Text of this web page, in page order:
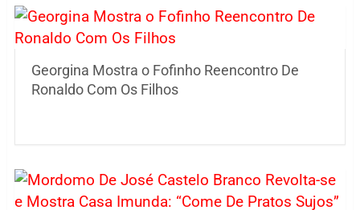
Georgina Mostra o Fofinho Reencontro De
Ronaldo Com Os Filhos